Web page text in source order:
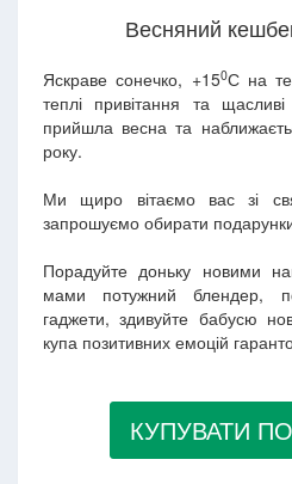
Весняний
Яскраве сонечко, +150С на
теплі привітання та
прийшла весна та
року.
Ми щиро вітаємо вас зі
запрошуємо обирати
Порадуйте доньку новими
мами потужний блендер,
гаджети, здивуйте бабусю
купа позитивних емоцій
КУПУВАТИ